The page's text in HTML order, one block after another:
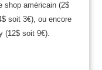
shop américain (2$
soit 3€), ou encore
(12$ soit 9€).